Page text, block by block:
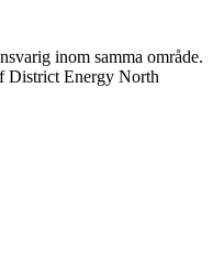
inom samma område.
District Energy North